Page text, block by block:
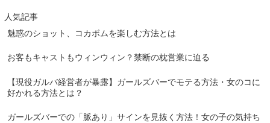
人気記事
魅惑のショット、コカボムを楽しむ方法とは
お客もキャストもウィンウィン？禁断の枕営業に迫る
【現役ガルバ経営者が暴露】ガールズバーでモテる方法・女のコに
好かれる方法とは？
ガールズバーでの「脈あり」サインを見抜く方法！女の子の気持ち